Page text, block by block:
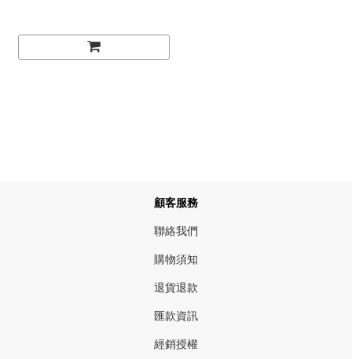
顧客服務
聯絡我們
購物須知
退貨退款
匯款資訊
經銷授權